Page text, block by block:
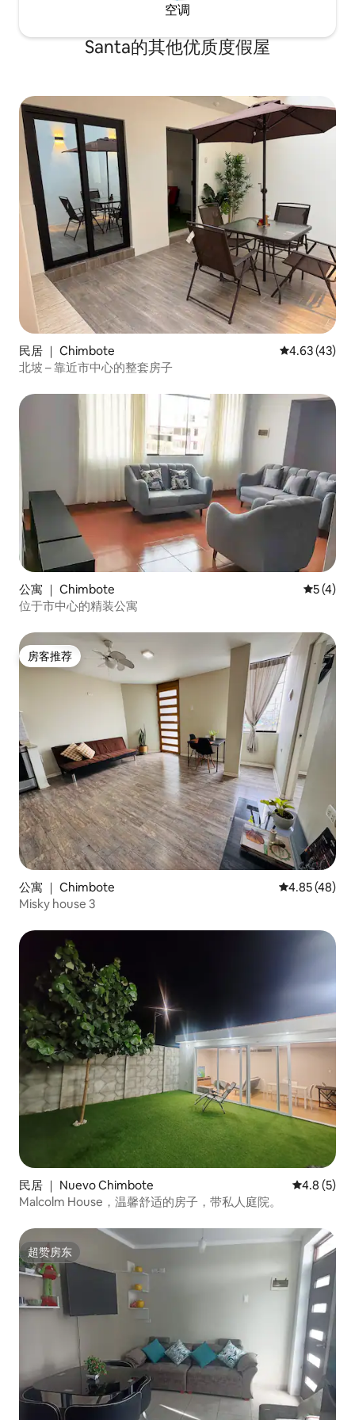
空调
Santa的其他优质度假屋
民居 ｜ Chimbote 平均评分
4.63 (43)
北坡 – 靠近市中心的整套房子
公寓 ｜ Chimbote 平均评分
5 (4)
位于市中心的精装公寓
房客推荐
房客推荐
公寓 ｜ Chimbote 平均评分
4.85 (48)
Misky house 3
民居 ｜ Nuevo Chimbote 平均评分
4.8 (5)
Malcolm House，温馨舒适的房子，带私人庭院。
超赞房东
超赞房东